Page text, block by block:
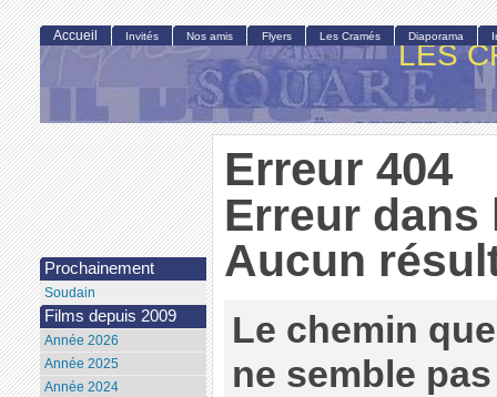
LES
Erreur 404
Erreur dans
Aucun
Le chemin
ne semble
Accueil Invités Nos amis Flyers Les Cramés Diaporama
Prochainement
Soudain
Films depuis 2009
Année 2026
Année 2025
Année 2024